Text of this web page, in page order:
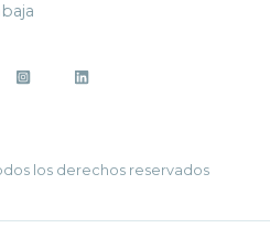
los derechos reservados